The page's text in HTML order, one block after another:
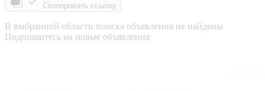
Скопировать ссылку
В выбранной области поиска объявления не найдены
Подпишитесь на новые объявления